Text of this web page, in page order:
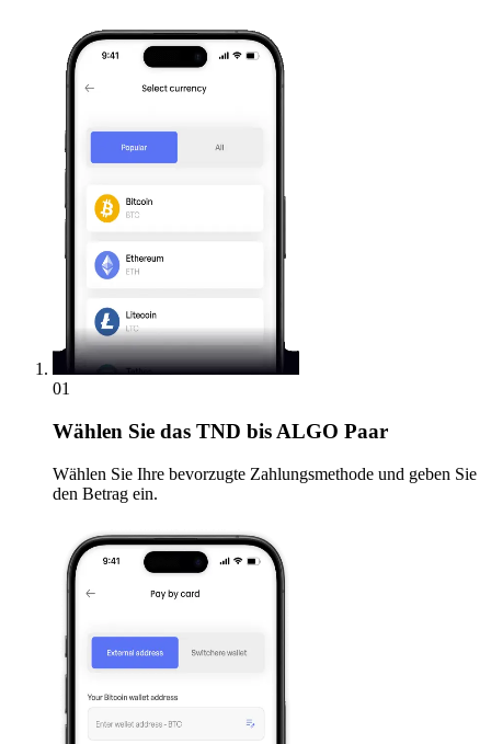
01
Wählen Sie das TND bis ALGO Paar
Wählen Sie Ihre bevorzugte Zahlungsmethode und geben Sie
den Betrag ein.